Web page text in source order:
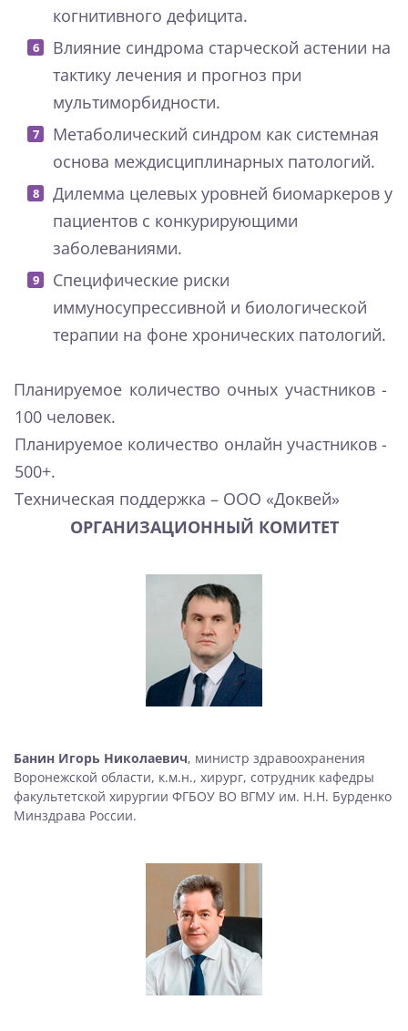
когнитивного дефицита.
Влияние синдрома старческой астении на
тактику лечения и прогноз при
мультиморбидности.
Метаболический синдром как системная
основа междисциплинарных патологий.
Дилемма целевых уровней биомаркеров у
пациентов с конкурирующими
заболеваниями.
Специфические риски
иммуносупрессивной и биологической
терапии на фоне хронических патологий.
Планируемое количество очных участников -
100 человек.
Планируемое количество онлайн участников -
500+.
Техническая поддержка – ООО «Доквей»
ОРГАНИЗАЦИОННЫЙ КОМИТЕТ
Банин Игорь Николаевич, министр здравоохранения
Воронежской области, к.м.н., хирург, сотрудник кафедры
факультетской хирургии ФГБОУ ВО ВГМУ им. Н.Н. Бурденко
Минздрава России.